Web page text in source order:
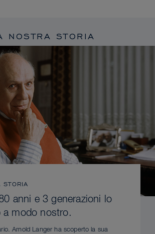
NOSTRA STORIA
STORIA
anni e 3 generazioni lo
a modo nostro.
Arnold Langer ha scoperto la sua